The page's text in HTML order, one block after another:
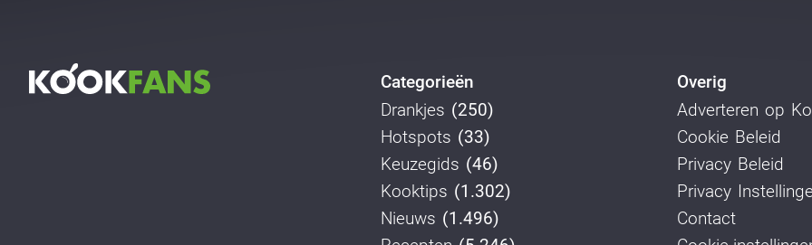
Categorieën
Drankjes (250)
Hotspots (33)
Keuzegids (46)
Kooktips (1.302)
Nieuws (1.496)
Overig
Adverteren op
Cookie Beleid
Privacy Beleid
Privacy
Contact